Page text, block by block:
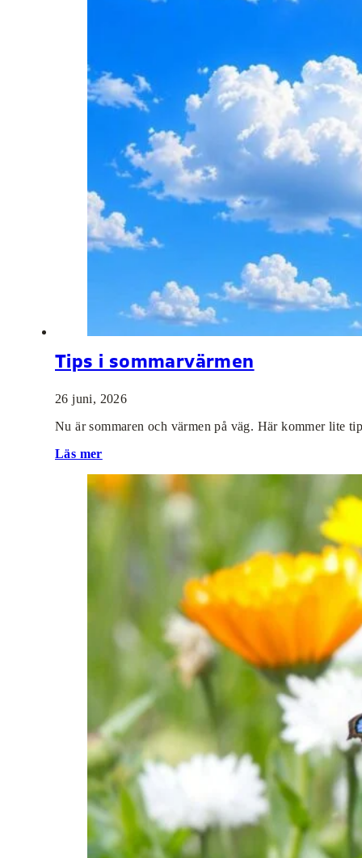
Tips i sommarvärmen
26 juni, 2026
Nu är sommaren och värmen på väg. Här kommer lite
Läs mer